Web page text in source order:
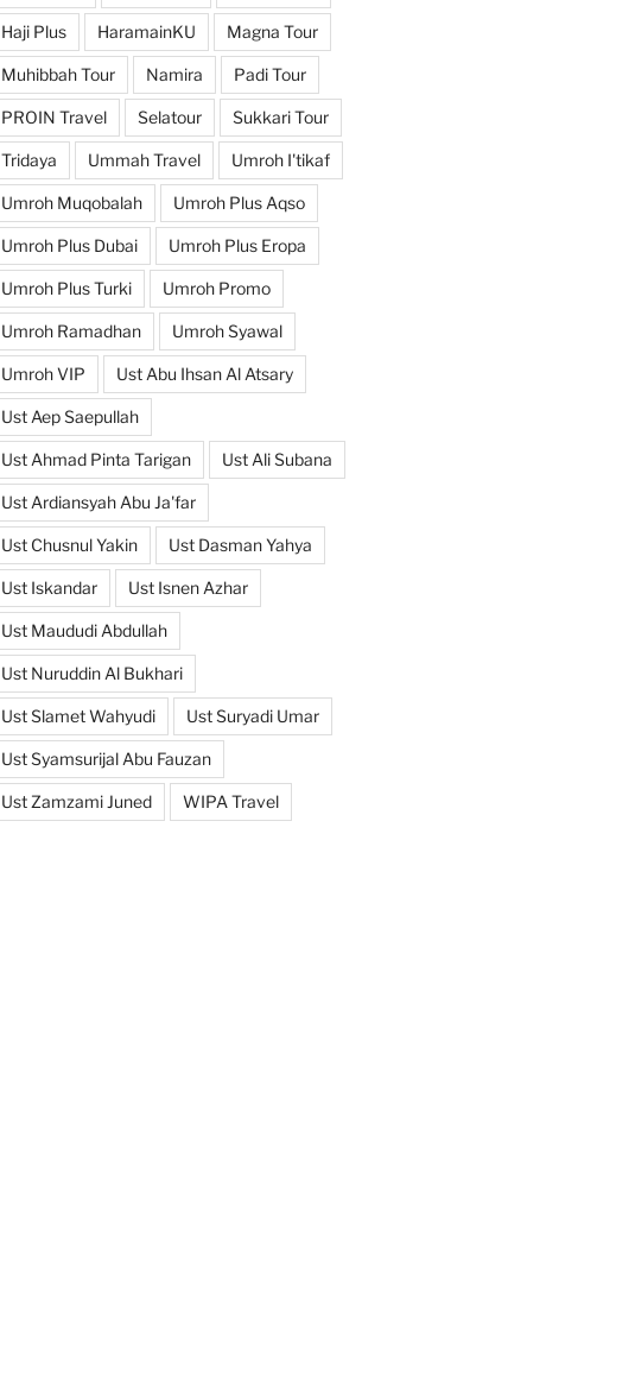
Haji Plus HaramainKU Magna Tour
Muhibbah Tour Namira Padi Tour
PROIN Travel Selatour Sukkari Tour
Tridaya Ummah Travel Umroh I'tikaf
Umroh Muqobalah Umroh Plus Aqso
Umroh Plus Dubai Umroh Plus Eropa
Umroh Plus Turki Umroh Promo
Umroh Ramadhan Umroh Syawal
Umroh VIP Ust Abu Ihsan Al Atsary
Ust Aep Saepullah
Ust Ahmad Pinta Tarigan Ust Ali Subana
Ust Ardiansyah Abu Ja'far
Ust Chusnul Yakin Ust Dasman Yahya
Ust Iskandar Ust Isnen Azhar
Ust Maududi Abdullah
Ust Nuruddin Al Bukhari
Ust Slamet Wahyudi Ust Suryadi Umar
Ust Syamsurijal Abu Fauzan
Ust Zamzami Juned WIPA Travel